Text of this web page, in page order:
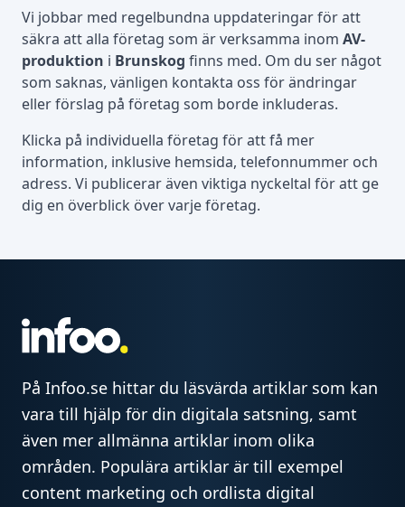
Vi jobbar med regelbundna uppdateringar för att
säkra att alla företag som är verksamma inom AV-
produktion i Brunskog finns med. Om du ser något
som saknas, vänligen kontakta oss för ändringar
eller förslag på företag som borde inkluderas.
Klicka på individuella företag för att få mer
information, inklusive hemsida, telefonnummer och
adress. Vi publicerar även viktiga nyckeltal för att ge
dig en överblick över varje företag.
På Infoo.se hittar du läsvärda artiklar som kan
vara till hjälp för din digitala satsning, samt
även mer allmänna artiklar inom olika
områden. Populära artiklar är till exempel
content marketing och ordlista digital